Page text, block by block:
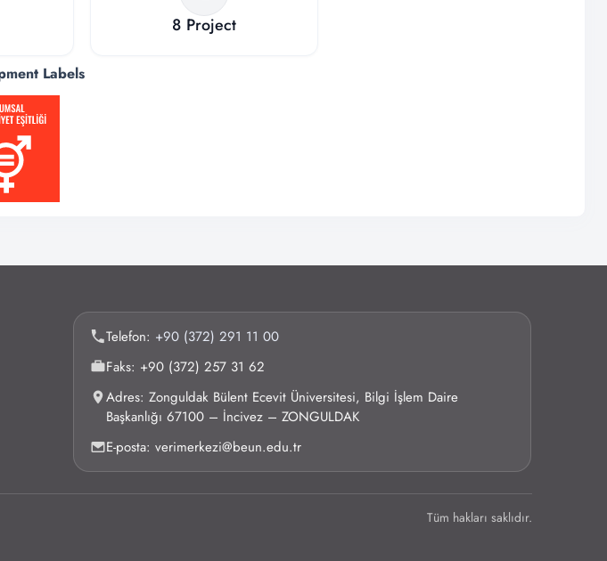
8 Project
Labels
Telefon: +90 (372) 291 11 00
Faks: +90 (372) 257 31 62
Adres: Zonguldak Bülent Ecevit Üniversitesi, Bilgi İşlem Daire
Başkanlığı 67100 – İncivez – ZONGULDAK
E-posta: verimerkezi@beun.edu.tr
Tüm hakları saklıdır.